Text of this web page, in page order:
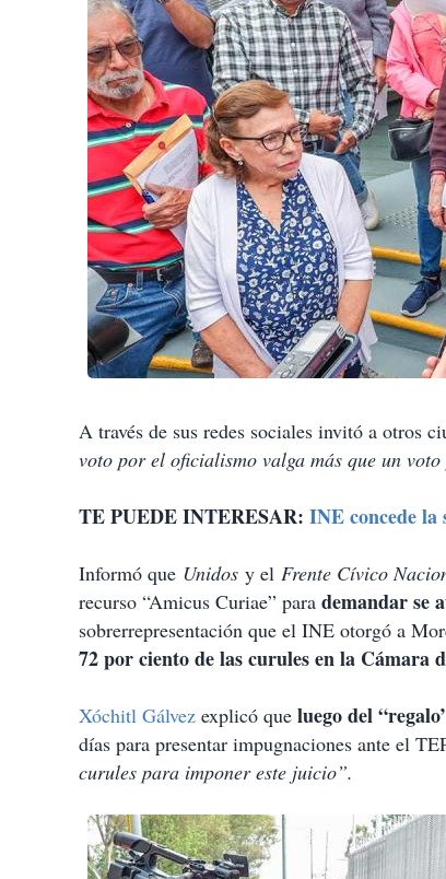
A través de sus redes sociales invitó a otros
voto por el oficialismo valga más que un
TE PUEDE INTERESAR: INE concede
Informó que Unidos y el Frente Cívico
recurso “Amicus Curiae” para demandar se
sobrerrepresentación que el INE otorgó a
72 por ciento de las curules en la Cámara
Xóchitl Gálvez explicó que luego del
días para presentar impugnaciones ante el
curules para imponer este juicio”.